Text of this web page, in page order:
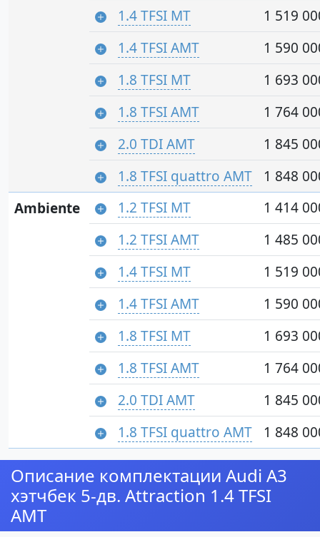
1.4 TFSI MT
1 519
1.4 TFSI AMT
1 590
1.8 TFSI MT
1 693
1.8 TFSI AMT
1 764
2.0 TDI AMT
1 845
1.8 TFSI quattro AMT
1 848
Ambiente
1.2 TFSI MT
1 414
1.2 TFSI AMT
1 485
1.4 TFSI MT
1 519
1.4 TFSI AMT
1 590
1.8 TFSI MT
1 693
1.8 TFSI AMT
1 764
2.0 TDI AMT
1 845
1.8 TFSI quattro AMT
1 848
Описание комплектации Audi A3
хэтчбек 5-дв. Attraction 1.4 TFSI
AMT